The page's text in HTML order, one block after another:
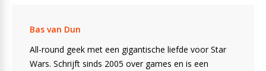
Bas van Dun
All-round geek met een gigantische liefde voor Star
Wars. Schrijft sinds 2005 over games en is een